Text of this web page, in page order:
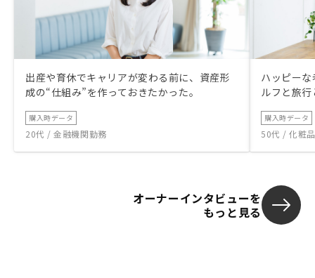
出産や育休でキャリアが変わる前に、資産形
成の“仕組み”を作っておきたかった。
購入時データ
20代 / 金融機関勤務
ハッピー
ルフと旅
購入時データ
50代 / 化粧
オーナーインタビューを
もっと見る